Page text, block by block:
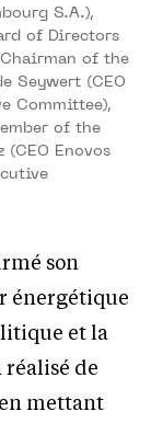
S.A.),
of Directors
of the
Seywert (CEO
Committee),
of the
(CEO Enovos
son
énergétique
et la
de
mettant